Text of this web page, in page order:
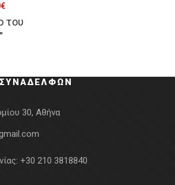
του
€Η
τρέχουσα
30, Αθήνα
+30 210 3818840